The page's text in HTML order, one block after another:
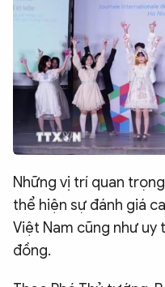
Những vị trí quan
thể hiện sự đánh giá
Việt Nam cũng như uy
đồng.